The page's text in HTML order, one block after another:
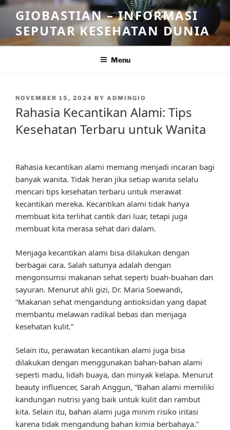
Skip
content
GIOBASTIAN – INFORMASI
SEPUTAR KESEHATAN DUNIA
Menu
POSTED
NOVEMBER 15, 2024 BY ADMINGIO
Rahasia Kecantikan Alami: Tips
Kesehatan Terbaru untuk Wanita
Rahasia kecantikan alami memang menjadi incaran bagi
banyak wanita. Tidak heran jika setiap wanita selalu
mencari tips kesehatan terbaru untuk merawat
kecantikan mereka. Kecantikan alami tidak hanya
membuat kita terlihat cantik dari luar, tetapi juga
membuat kita merasa sehat dari dalam.
Menjaga kecantikan alami bisa dilakukan dengan
berbagai cara. Salah satunya adalah dengan
mengonsumsi makanan sehat seperti buah-buahan dan
sayuran. Menurut ahli gizi, Dr. Maria Soewandi,
“Makanan sehat mengandung antioksidan yang dapat
membantu melawan radikal bebas dan menjaga
kesehatan kulit.”
Selain itu, perawatan kecantikan alami juga bisa
dilakukan dengan menggunakan bahan-bahan alami
seperti madu, lidah buaya, dan minyak kelapa. Menurut
beauty influencer, Sarah Anggun, “Bahan alami memiliki
kandungan nutrisi yang baik untuk kulit dan rambut
kita. Selain itu, bahan alami juga minim risiko iritasi
karena tidak mengandung bahan kimia berbahaya.”